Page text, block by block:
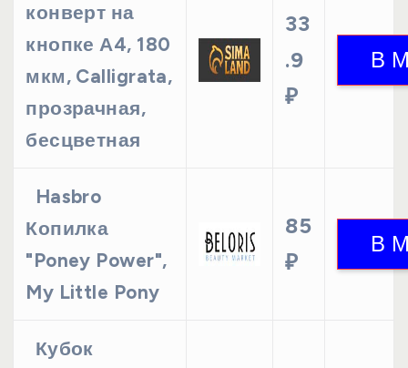
конверт на
кнопке А4, 180
мкм, Calligrata,
прозрачная,
бесцветная
33
.9
₽
Hasbro
Копилка
"Poney Power",
My Little Pony
85
₽
Кубок